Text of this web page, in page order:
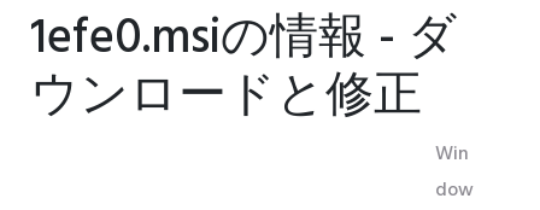
1efe0.msiの情報 - ダ
ウンロードと修正
Win
dow